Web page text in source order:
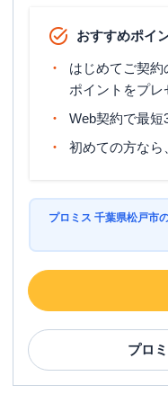
営業時間
土
平
日
〇
住所 千
名称
営業時間
平
土
おすすめポイ
はじめてご契
ポイントをプ
Web契約で最
初めての方な
プロミス 千葉県松戸市
プロ